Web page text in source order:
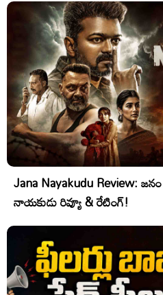
Jana Nayakudu Review:
నాయకుడు రివ్యూ & రేటింగ్!